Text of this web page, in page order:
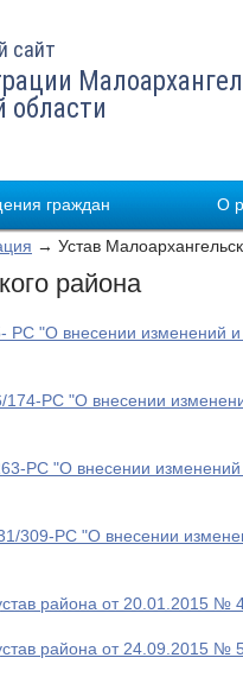
сайт
области
граждан О
→ Устав
района
"О внесении изменений и
РС "О внесении
РС "О внесении изменений
309-РС "О внесении
района от 20.01.2015 №
района от 24.09.2015 №